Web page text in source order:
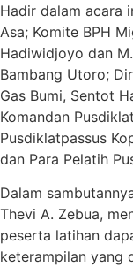
Hadir dalam acara
Asa; Komite BPH
Hadiwidjoyo dan
Bambang Utoro;
Gas Bumi, Sentot
Komandan
Pusdiklatpassus
dan Para Pelatih
Dalam
Thevi A. Zebua,
peserta latihan
keterampilan yang